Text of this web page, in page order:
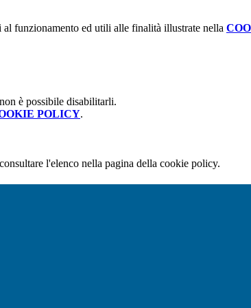
funzionamento ed utili alle finalità illustrate nella
è possibile disabilitarli.
POLICY.
l'elenco nella pagina della cookie policy.